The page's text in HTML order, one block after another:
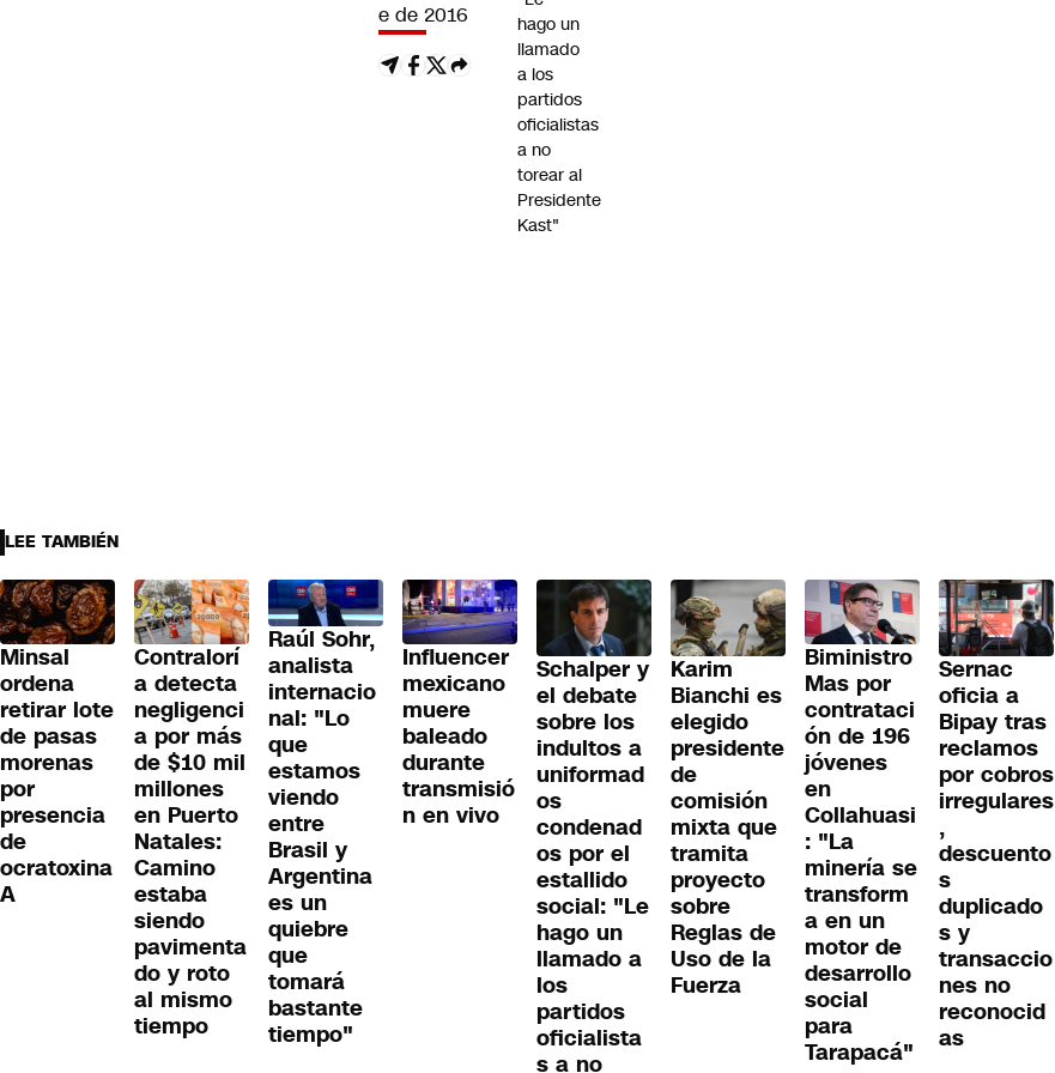
e de 2016
hago un
llamado
a los
partidos
oficialistas
a no
torear al
Presidente
Kast"
LEE TAMBIÉN
Minsal
ordena
retirar lote
de pasas
morenas
por
presencia
de
ocratoxina
A
Contralorí
a detecta
negligenci
a por más
de $10 mil
millones
en Puerto
Natales:
Camino
estaba
siendo
pavimenta
do y roto
al mismo
tiempo
Raúl Sohr,
analista
internacio
nal: "Lo
que
estamos
viendo
entre
Brasil y
Argentina
es un
quiebre
que
tomará
bastante
tiempo"
Influencer
mexicano
muere
baleado
durante
transmisió
n en vivo
Schalper y
el debate
sobre los
indultos a
uniformad
os
condenad
os por el
estallido
social: "Le
hago un
llamado a
los
partidos
oficialista
s a no
Karim
Bianchi es
elegido
presidente
de
comisión
mixta que
tramita
proyecto
sobre
Reglas de
Uso de la
Fuerza
Biministro
Mas por
contrataci
ón de 196
jóvenes
en
Collahuasi
: "La
minería se
transform
a en un
motor de
desarrollo
social
para
Tarapacá"
Sernac
oficia a
Bipay tras
reclamos
por cobros
irregulares
,
descuento
s
duplicado
s y
transaccio
nes no
reconocid
as